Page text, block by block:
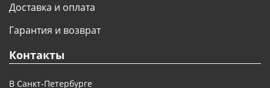
Доставка и оплата
Гарантия и возврат
Контакты
В Санкт-Петербурге